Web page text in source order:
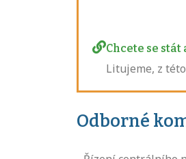
Chcete se
Litujeme, z
Odborné